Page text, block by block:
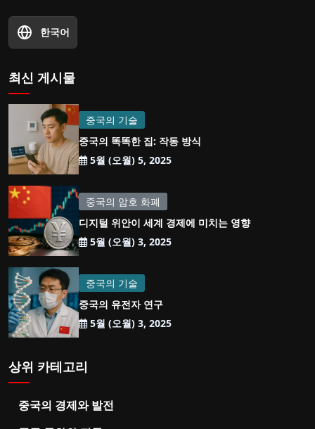
한국어
최신 게시물
중국의 기술
중국의 똑똑한 집: 작동 방식
5월 (오월) 5, 2025
중국의 암호 화폐
디지털 위안이 세계 경제에 미치는 영향
5월 (오월) 3, 2025
중국의 기술
중국의 유전자 연구
5월 (오월) 3, 2025
상위 카테고리
중국의 경제와 발전